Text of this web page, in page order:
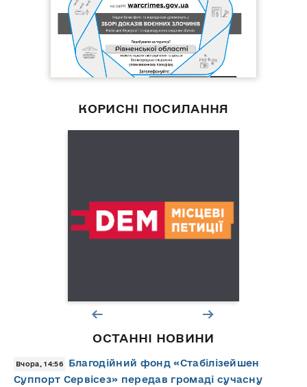
КОРИСНІ ПОСИЛАННЯ
ОСТАННІ НОВИНИ
Вчора, 14:56
Благодійний фонд «Стабілізейшен
Суппорт Сервісез» передав громаді сучасну